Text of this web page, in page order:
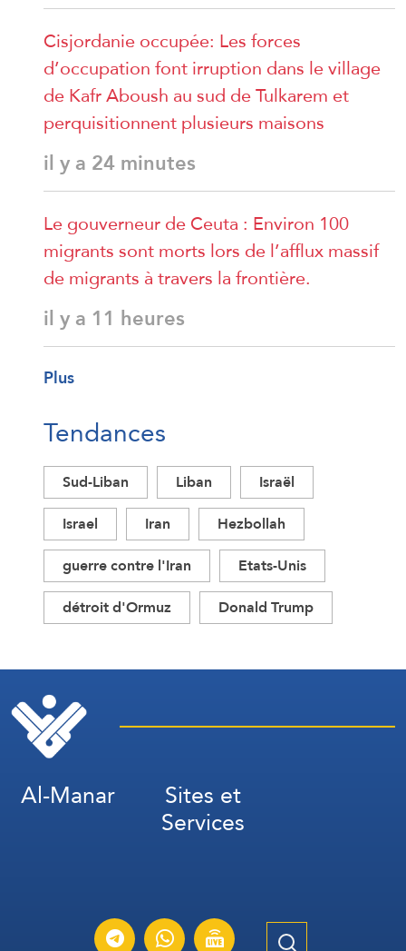
Cisjordanie occupée: Les forces
d’occupation font irruption dans le village
de Kafr Aboush au sud de Tulkarem et
perquisitionnent plusieurs maisons
il y a 24 minutes
Le gouverneur de Ceuta : Environ 100
migrants sont morts lors de l’afflux massif
de migrants à travers la frontière.
il y a 11 heures
Plus
Tendances
Sud-Liban Liban
Israël
Israel
Iran
Hezbollah
guerre contre l'Iran
Etats-Unis
détroit d'Ormuz
Donald Trump
Al-Manar Sites et
Services